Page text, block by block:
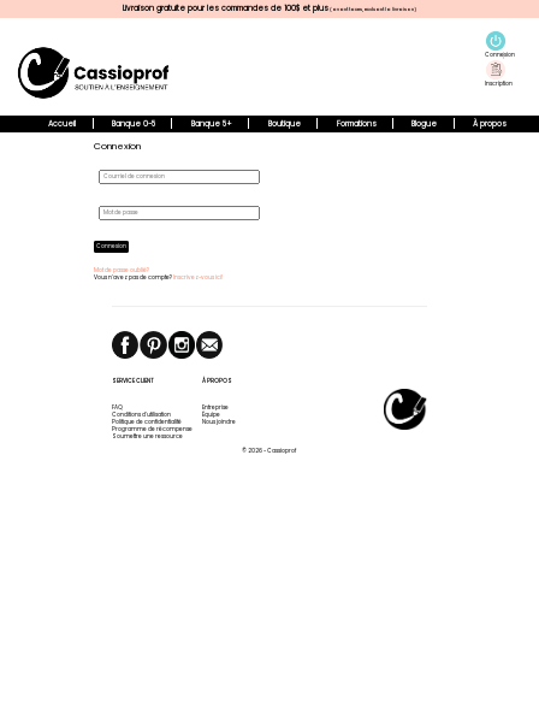
Livraison gratuite pour les commandes de 100$ et plus (avant taxes, excluant la livraison)
Connexion
Inscription
Accueil Banque 0-5 Banque 5+ Boutique Formations Blogue À propos
Connexion
Connexion
Mot de passe oublié?
Vous n'avez pas de compte? Inscrivez-vous ici!
SERVICE CLIENT
FAQ
Conditions d'utilisation
Politique de confidentialité
Programme de récompense
Soumettre une ressource
À PROPOS
Entreprise
Équipe
Nous joindre
© 2026 - Cassioprof